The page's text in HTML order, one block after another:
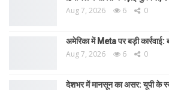
Aug 7, 2026 6 0
अमेरिका में Meta पर बड़ी
Aug 7, 2026 6 0
देशभर में मानसून का असर: यूपी के